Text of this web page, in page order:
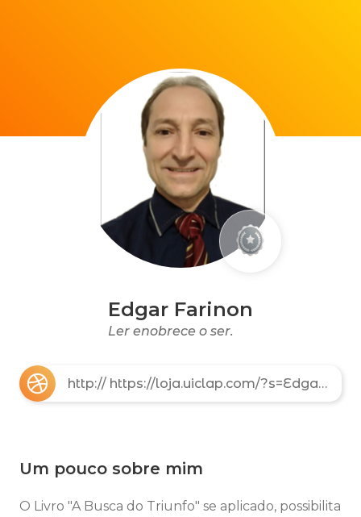
Edgar Farinon
Ler enobrece o ser.
http:// https://loja.uiclap.com/?s=Edgar+farinon&post_type=product
Um pouco sobre mim
O Livro "A Busca do Triunfo" se aplicado, possibilita